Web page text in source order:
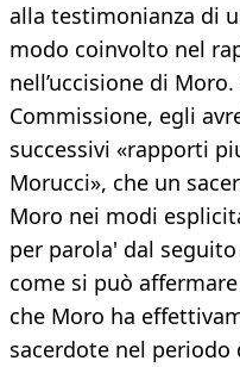
alla testimonianza di
modo coinvolto nel
nell’uccisione di
Commissione, egli
successivi «rapporti
Morucci», che un
Moro nei modi
per parola' dal
come si può
che Moro ha
sacerdote nel periodo